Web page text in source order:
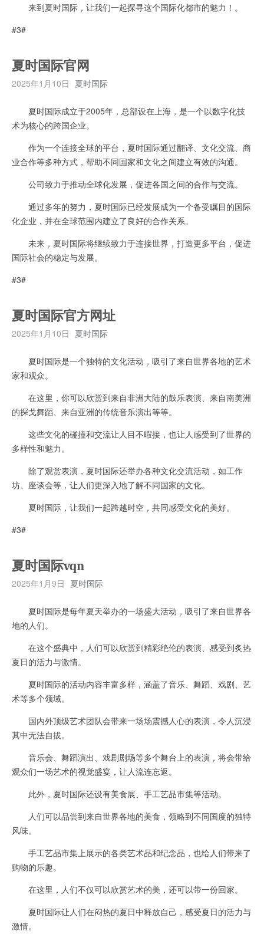
来到夏时国际，让我们一起探寻这个国际化都市的魅力！。
#3#
夏时国际官网
2025年1月10日 夏时国际
夏时国际成立于2005年，总部设在上海，是一个以数字化技
术为核心的跨国企业。
作为一个连接全球的平台，夏时国际通过翻译、文化交流、商
业合作等多种方式，帮助不同国家和文化之间建立有效的沟通。
公司致力于推动全球化发展，促进各国之间的合作与交流。
通过多年的努力，夏时国际已经发展成为一个备受瞩目的国际
化企业，并在全球范围内建立了良好的合作关系。
未来，夏时国际将继续致力于连接世界，打造更多平台，促进
国际社会的稳定与发展。
#3#
夏时国际官方网址
2025年1月10日 夏时国际
夏时国际是一个独特的文化活动，吸引了来自世界各地的艺术
家和观众。
在这里，你可以欣赏到来自非洲大陆的鼓乐表演、来自南美洲
的探戈舞蹈、来自亚洲的传统音乐演出等等。
这些文化的碰撞和交流让人目不暇接，也让人感受到了世界的
多样性和魅力。
除了观赏表演，夏时国际还举办各种文化交流活动，如工作
坊、座谈会等，让人们更深入地了解不同国家的文化。
夏时国际，让我们一起跨越时空，共同感受文化的美好。
#3#
夏时国际vqn
2025年1月9日 夏时国际
夏时国际是每年夏天举办的一场盛大活动，吸引了来自世界各
地的人们。
在这个盛典中，人们可以欣赏到精彩绝伦的表演、感受到炙热
夏日的活力与激情。
夏时国际的活动内容丰富多样，涵盖了音乐、舞蹈、戏剧、艺
术等多个领域。
国内外顶级艺术团队会带来一场场震撼人心的表演，令人沉浸
其中无法自拔。
音乐会、舞蹈演出、戏剧剧场等多个舞台上的表演，将会带给
观众们一场艺术的视觉盛宴，让人流连忘返。
此外，夏时国际还设有美食展、手工艺品市集等活动。
人们可以品尝到来自世界各地的美食，领略到不同国度的独特
风味。
手工艺品市集上展示的各类艺术品和纪念品，也给人们带来了
购物的乐趣。
在这里，人们不仅可以欣赏艺术的美，还可以带一份回家。
夏时国际让人们在闷热的夏日中释放自己，感受夏日的活力与
激情。